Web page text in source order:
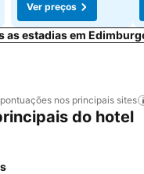
Ver preços
as estadias em
nos principais sites
do hotel